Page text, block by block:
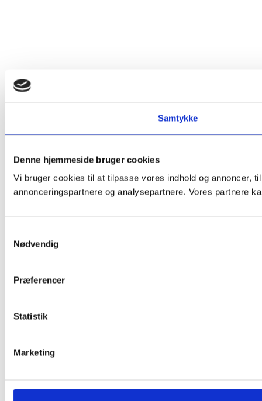
Samtykke
Denne hjemmeside bruger cookies
Vi bruger cookies til at tilpasse vores indhold og annoncer,
annonceringspartnere og analysepartnere. Vores partnere
Nødvendig
Præferencer
Statistik
Marketing